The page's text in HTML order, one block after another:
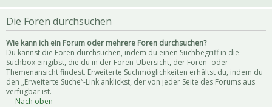
Die Foren durchsuchen
Wie kann ich ein Forum oder mehrere Foren durchsuchen?
Du kannst die Foren durchsuchen, indem du einen Suchbegriff in die
Suchbox eingibst, die du in der Foren-Übersicht, der Foren- oder
Themenansicht findest. Erweiterte Suchmöglichkeiten erhältst du, indem du
den „Erweiterte Suche“-Link anklickst, der von jeder Seite des Forums aus
verfügbar ist.
Nach oben